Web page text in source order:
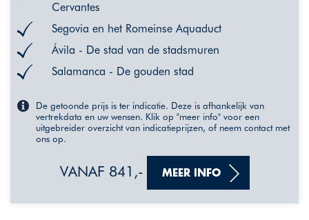
Cervantes
Segovia en het Romeinse Aquaduct
Ávila - De stad van de stadsmuren
Salamanca - De gouden stad
De getoonde prijs is ter indicatie. Deze is afhankelijk van
vertrekdata en uw wensen. Klik op "meer info" voor een
uitgebreider overzicht van indicatieprijzen, of neem contact met
ons op.
VANAF 841,- MEER INFO